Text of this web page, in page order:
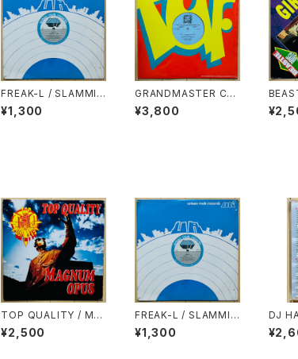
FREAK-L / SLAMMI
N'
¥1,300
GRANDMASTER CA
Z / TO ALL THE PAR
TY PEOPLE
¥3,800
E'S
TOP QUALITY / MA
GNUM OPUS
¥2,500
FREAK-L / SLAMMI
N'
¥1,300
DJ
PE